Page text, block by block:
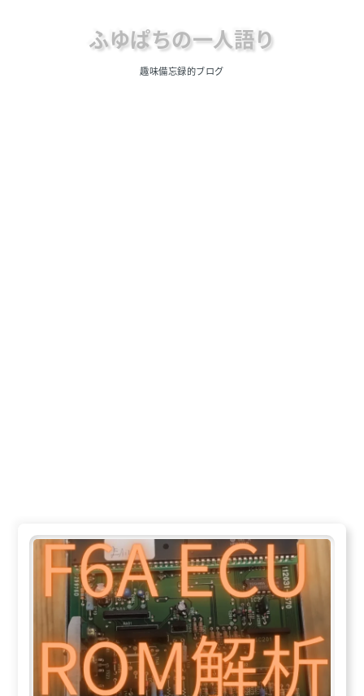
ふゆぱちの一人語り
趣味備忘録的ブログ